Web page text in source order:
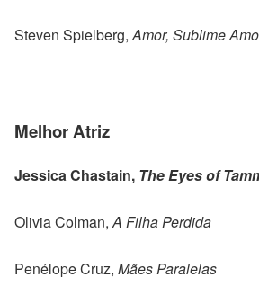
Steven Spielberg,Amor, Sublime
Melhor Atriz
Jessica Chastain, The Eyes of
Olivia Colman,A Filha Perdida
Penélope Cruz, Mães Paralelas